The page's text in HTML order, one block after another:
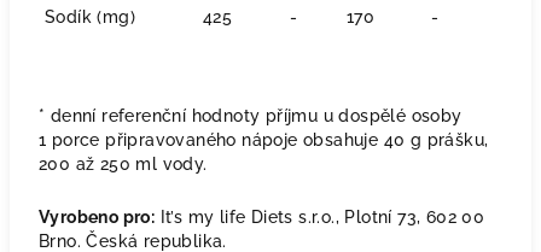
Sodík (mg)
425 - 170 -
* denní referenční hodnoty příjmu u dospělé osoby
1 porce připravovaného nápoje obsahuje 40 g prášku,
200 až 250 ml vody.
Vyrobeno pro: It’s my life Diets s.r.o., Plotní 73, 602 00
Brno. Česká republika.